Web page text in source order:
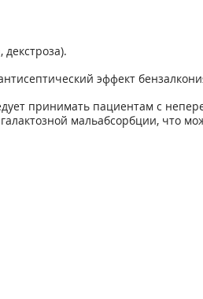
эффект
принимать пациентам с
мальабсорбции, что